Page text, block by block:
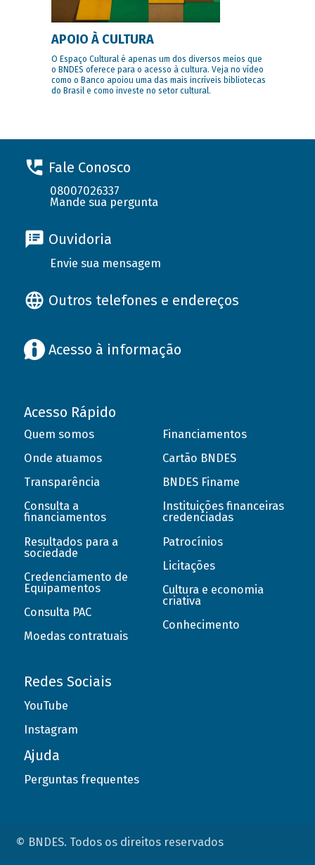
APOIO À CULTURA
O Espaço Cultural é apenas um dos diversos meios que
o BNDES oferece para o acesso à cultura. Veja no vídeo
como o Banco apoiou uma das mais incríveis bibliotecas
do Brasil e como investe no setor cultural.
Fale Conosco
08007026337
Mande sua pergunta
Ouvidoria
Envie sua mensagem
Outros telefones e endereços
Acesso à informação
Acesso Rápido
Quem somos
Onde atuamos
Transparência
Consulta a
financiamentos
Resultados para a
sociedade
Credenciamento de
Equipamentos
Consulta PAC
Moedas contratuais
Financiamentos
Cartão BNDES
BNDES Finame
Instituições financeiras
credenciadas
Patrocínios
Licitações
Cultura e economia
criativa
Conhecimento
Redes Sociais
YouTube
Instagram
Ajuda
Perguntas frequentes
© BNDES. Todos os direitos reservados